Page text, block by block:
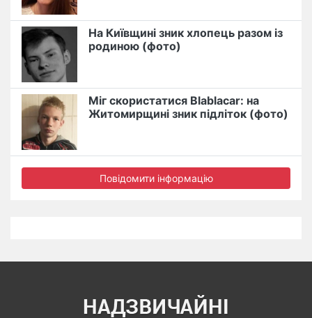
На Київщині зник хлопець разом із
родиною (фото)
Міг скористатися Blablacar: на
Житомирщині зник підліток (фото)
Повідомити інформацію